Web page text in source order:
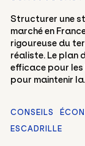
Structurer une
marché en
rigoureuse du
réaliste. Le plan
efficace pour
pour maintenir
CONSEILS
ESCADRILLE